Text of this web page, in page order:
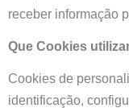
receber informação
Que Cookies
Cookies de
identificação,